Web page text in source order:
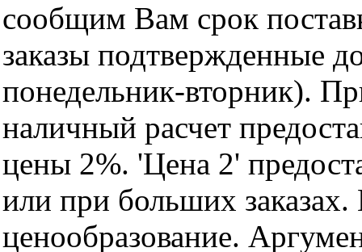
сообщим Вам срок
заказы подтвержденные
понедельник-вторник).
наличный расчет
цены 2%. 'Цена 2'
или при больших
ценообразование.